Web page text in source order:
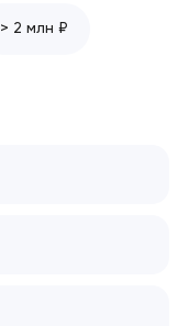
> 2 млн ₽